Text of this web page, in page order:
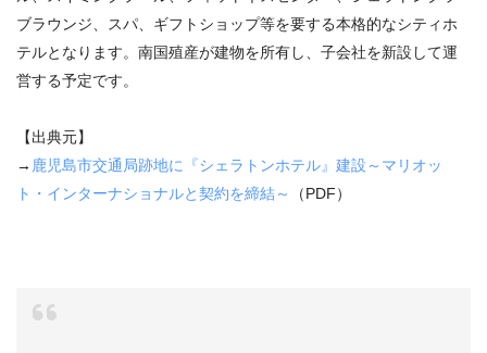
ブラウンジ、スパ、ギフトショップ等を要する本格的なシティホ
テルとなります。南国殖産が建物を所有し、子会社を新設して運
営する予定です。
【出典元】
→ 鹿児島市交通局跡地に『シェラトンホテル』建設～マリオッ
ト・インターナショナルと契約を締結～
（PDF）